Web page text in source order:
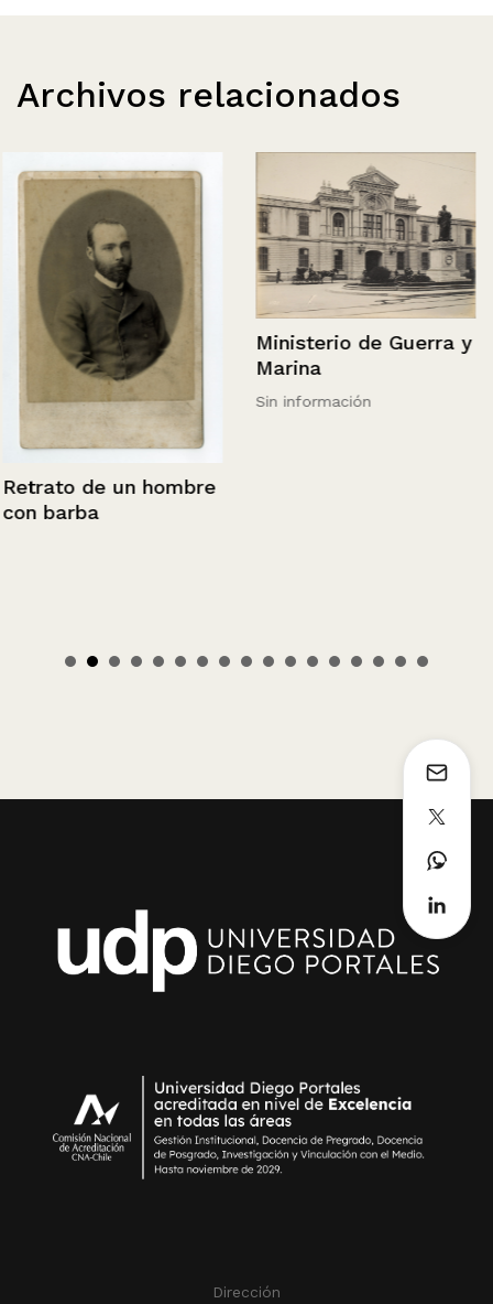
Archivos relacionados
Retrato de un hombre
con barba
Ministerio de Guerra y
Marina
Sin información
Dirección